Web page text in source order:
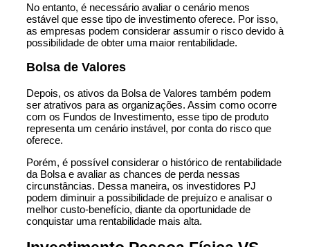
No entanto, é necessário avaliar o cenário menos
estável que esse tipo de investimento oferece. Por isso,
as empresas podem considerar assumir o risco devido à
possibilidade de obter uma maior rentabilidade.
Bolsa de Valores
Depois, os ativos da Bolsa de Valores também podem
ser atrativos para as organizações. Assim como ocorre
com os Fundos de Investimento, esse tipo de produto
representa um cenário instável, por conta do risco que
oferece.
Porém, é possível considerar o histórico de rentabilidade
da Bolsa e avaliar as chances de perda nessas
circunstâncias. Dessa maneira, os investidores PJ
podem diminuir a possibilidade de prejuízo e analisar o
melhor custo-benefício, diante da oportunidade de
conquistar uma rentabilidade mais alta.